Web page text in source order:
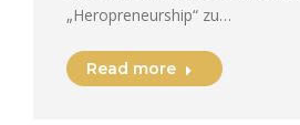
„Heropreneurship“ zu…
Read more